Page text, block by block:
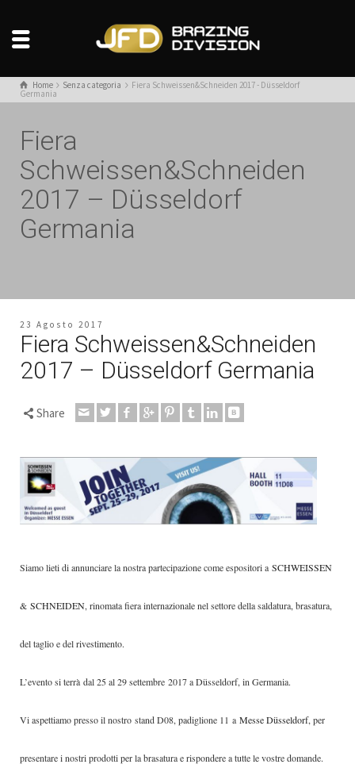
Home Senza categoria Fiera Schweissen&Schneiden 2017 - Düsseldorf
Germania
Fiera
Schweissen&Schneiden
2017 – Düsseldorf
Germania
23 Agosto 2017
Fiera Schweissen&Schneiden
2017 – Düsseldorf Germania
Share
Siamo lieti di annunciare la nostra partecipazione come espositori a SCHWEISSEN
& SCHNEIDEN, rinomata fiera internazionale nel settore della saldatura, brasatura,
del taglio e del rivestimento.
L’evento si terrà dal 25 al 29 settembre 2017 a Düsseldorf, in Germania.
Vi aspettiamo presso il nostro stand D08, padiglione 11 a Messe Düsseldorf, per
presentare i nostri prodotti per la brasatura e rispondere a tutte le vostre domande.